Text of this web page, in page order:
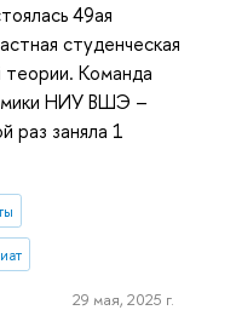
49ая
студенческая
теории. Команда
НИУ ВШЭ –
раз заняла 1
29 мая, 2025 г.